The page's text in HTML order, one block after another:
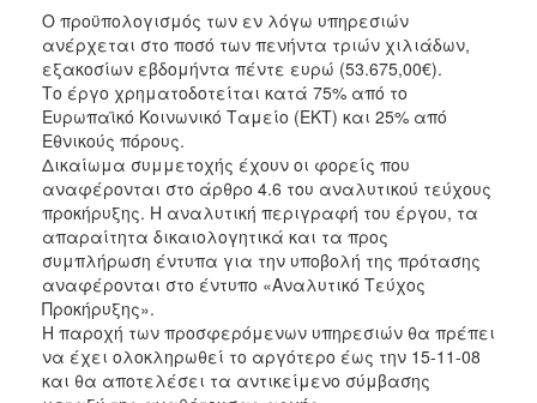
Ο προϋπολογισμός των εν λόγω υπηρεσιών
ανέρχεται στο ποσό των πενήντα τριών χιλιάδων,
εξακοσίων εβδομήντα πέντε ευρώ (53.675,00€).
Το έργο χρηματοδοτείται κατά 75% από το
Ευρωπαϊκό Κοινωνικό Ταμείο (ΕΚΤ) και 25% από
Εθνικούς πόρους.
Δικαίωμα συμμετοχής έχουν οι φορείς που
αναφέρονται στο άρθρο 4.6 του αναλυτικού τεύχους
προκήρυξης. Η αναλυτική περιγραφή του έργου, τα
απαραίτητα δικαιολογητικά και τα προς
συμπλήρωση έντυπα για την υποβολή της πρότασης
αναφέρονται στο έντυπο «Αναλυτικό Τεύχος
Προκήρυξης».
Η παροχή των προσφερόμενων υπηρεσιών θα πρέπει
να έχει ολοκληρωθεί το αργότερο έως την 15-11-08
και θα αποτελέσει τα αντικείμενο σύμβασης